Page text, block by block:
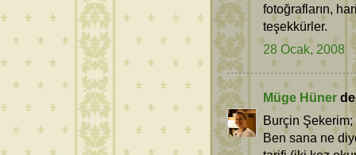
fotoğrafların,
teşekkürler.
28 Ocak, 2008
Müge Hüner
Burçin Şekerim;
Ben sana ne